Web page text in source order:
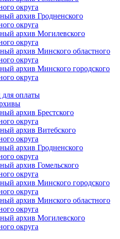
округа
архив Гродненского
округа
архив Могилевского
округа
архив Минского областного
округа
архив Минского городского
округа
для оплаты
архив Брестского
округа
архив Витебского
округа
архив Гродненского
округа
архив Гомельского
округа
архив Минского городского
округа
архив Минского областного
округа
архив Могилевского
округа